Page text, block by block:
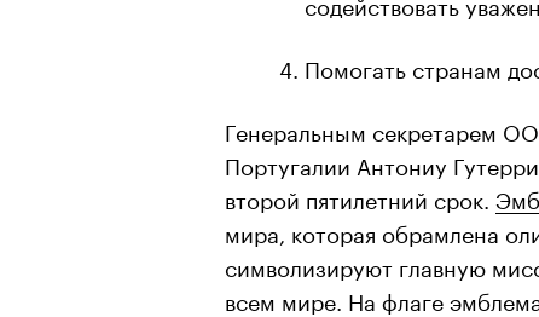
Помогать странам
Генеральным секретарем
Португалии Антониу
второй пятилетний срок.
мира, которая обрамлена
символизируют главную
всем мире. На флаге